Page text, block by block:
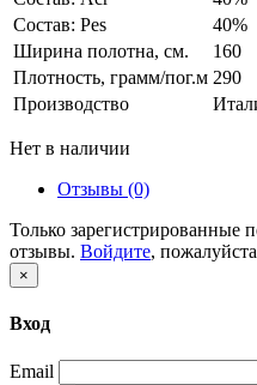
Состав: Pes
40%
Ширина полотна, см.
160
Плотность, грамм/пог.м 290
Производство
Нет в наличии
Отзывы (0)
Только зарегистрированные
отзывы. Войдите,
×
Вход
Email